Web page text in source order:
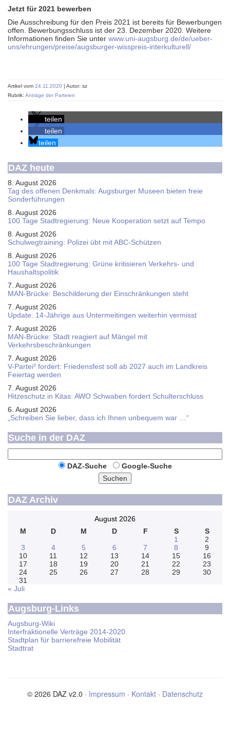
Jetzt für 2021 bewerben
Die Ausschreibung für den Preis 2021 ist bereits für Bewerbungen
offen. Bewerbungsschluss ist der 23. Dezember 2020. Weitere
Informationen finden Sie unter www.uni-augsburg.de/de/ueber-
uns/ehrungen/preise/augsburger-wisspreis-interkulturell/
Artikel vom 24.11.2020 | Autor: sz
Rubrik: Anträge der Parteien
teilen
teilen
teilen
DAZ heute
8. August 2026
Tag des offenen Denkmals: Augsburger Museen bieten freie
Sonderführungen
8. August 2026
100 Tage Stadtregierung: Neue Kooperation setzt auf Tempo
8. August 2026
Schul­weg­trai­ning: Poli­zei übt mit ABC-Schüt­zen
8. August 2026
100 Tage Stadtregierung: Grüne kritisieren Verkehrs- und
Haushaltspolitik
7. August 2026
MAN-Brücke: Beschilderung der Einschränkungen steht
7. August 2026
Update: 14-Jährige aus Untermeitingen weiterhin vermisst
7. August 2026
MAN-Brücke: Stadt reagiert auf Mängel mit
Verkehrsbeschränkungen
7. August 2026
V-Partei­³ fordert: Friedens­fest soll ab 2027 auch im Land­kreis
Feier­tag werden
7. August 2026
Hitzeschutz in Kitas: AWO Schwaben fordert Schulterschluss
6. August 2026
„Schreiben Sie lieber, dass ich Ihnen unbequem war …“
Suche in der DAZ
DAZ-Suche
Google-Suche
Suchen
DAZ Archiv
August 2026
M
D M D F S
S
1
2
3
4 5 6 7 8
9
10
11 12 13 14 15
16
17
18 19 20 21 22
23
24
25 26 27 28 29
30
31
« Juli
Augsburg-Links
Augsburg-Wiki
Interfraktionelle Verträge 2014-2020
Stadtplan für barrierefreie Mobilität
Stadtrat
© 2026 DAZ v2.0 · Impressum · Kontakt · Datenschutz